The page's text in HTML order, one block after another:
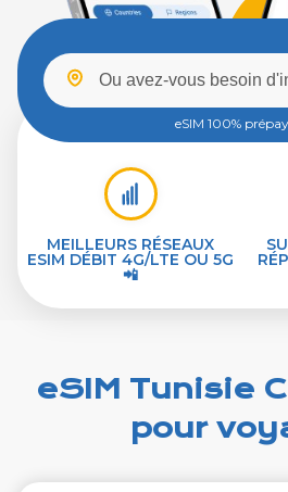
eSIM 100%
MEILLEURS RÉSEAUX
ESIM DÉBIT 4G/LTE OU 5G
📲
eSIM Tunisie
pour